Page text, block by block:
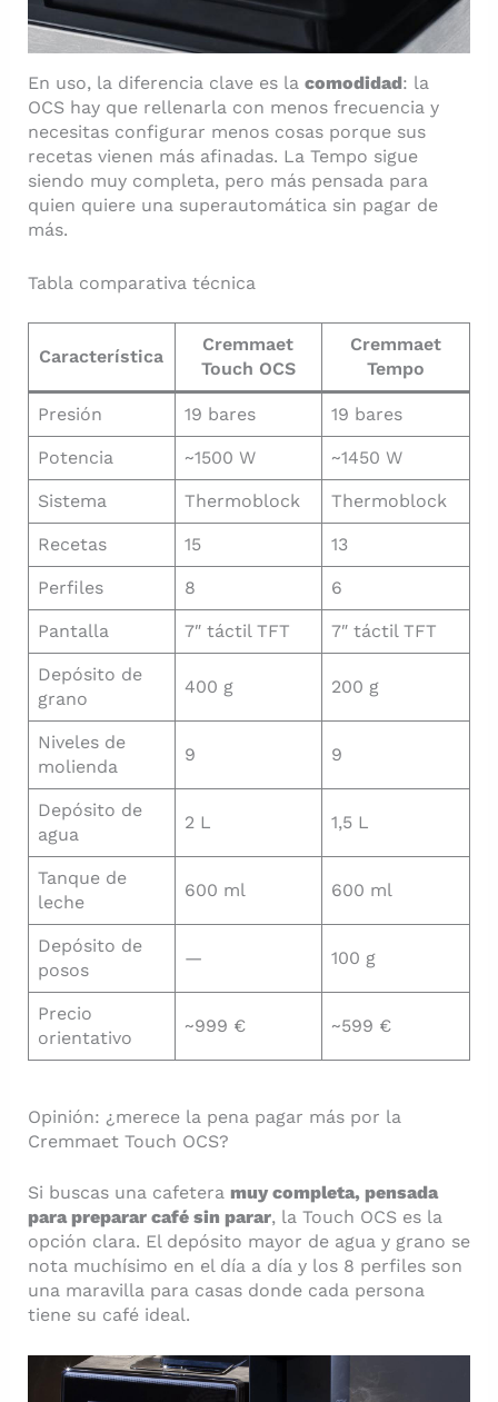
En uso, la diferencia clave es la comodidad: la
OCS hay que rellenarla con menos frecuencia y
necesitas configurar menos cosas porque sus
recetas vienen más afinadas. La Tempo sigue
siendo muy completa, pero más pensada para
quien quiere una superautomática sin pagar de
más.
Tabla comparativa técnica
Característica
Cremmaet
Touch OCS
Cremmaet
Tempo
Presión 19 bares 19 bares
Potencia ~1500 W ~1450 W
Sistema Thermoblock Thermoblock
Recetas 15 13
Perfiles 8 6
Pantalla 7″ táctil TFT 7″ táctil TFT
Depósito de
grano
400 g 200 g
Niveles de
molienda
9 9
Depósito de
agua
2 L 1,5 L
Tanque de
leche
600 ml 600 ml
Depósito de
posos
— 100 g
Precio
orientativo
~999 € ~599 €
Opinión: ¿merece la pena pagar más por la
Cremmaet Touch OCS?
Si buscas una cafetera muy completa, pensada
para preparar café sin parar, la Touch OCS es la
opción clara. El depósito mayor de agua y grano se
nota muchísimo en el día a día y los 8 perfiles son
una maravilla para casas donde cada persona
tiene su café ideal.